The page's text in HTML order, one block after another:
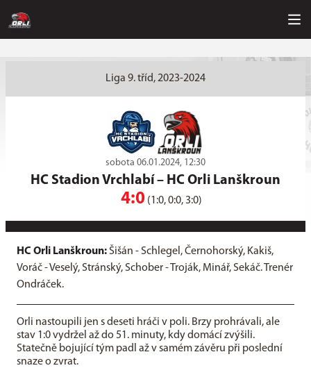
Liga 9. tříd, 2023-2024
sobota 06.01.2024, 12:30
HC Stadion Vrchlabí – HC Orli Lanškroun
4:0 (1:0, 0:0, 3:0)
HC Orli Lanškroun: Šišán - Schlegel, Černohorský, Kakiš,
Voráč - Veselý, Stránský, Schober - Troják, Minář, Sekáč. Trenér
Ondráček.
Orli nastoupili jen s deseti hráči v poli. Brzy prohrávali, ale
stav 1:0 vydržel až do 51. minuty, kdy domácí zvýšili.
Statečně bojující tým padl až v samém závěru při poslední
snaze o zvrat.